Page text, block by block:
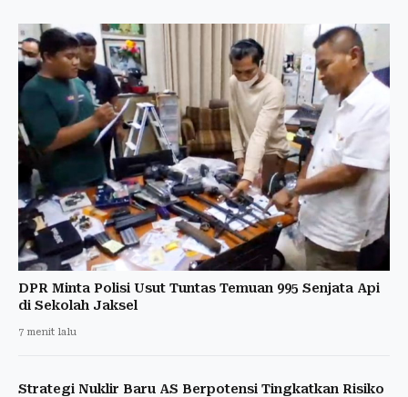
DPR Minta Polisi Usut Tuntas Temuan 995 Senjata Api
di Sekolah Jaksel
7 menit lalu
Strategi Nuklir Baru AS Berpotensi Tingkatkan Risiko